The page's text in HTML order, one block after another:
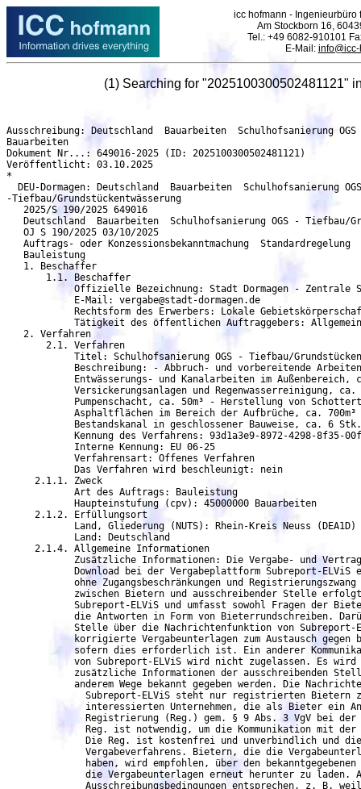
icc hofmann - Ingenieurbüro
Am Stockborn 16,
Tel.: +49 6082-910101
E-Mail:
(1) Searching for "2025100300502481121"
Ausschreibung: Deutschland  Bauarbeiten  Schulhofsanierung OGS -Tiefbau/Grundstückentwässerung - DEU-Dormagen
Bauarbeiten
Dokument Nr...: 649016-2025 (ID: 2025100300502481121)
Veröffentlicht: 03.10.2025
*
  DEU-Dormagen: Deutschland  Bauarbeiten  Schulhofsanierung OGS
-Tiefbau/Grundstückentwässerung
   2025/S 190/2025 649016
   Deutschland  Bauarbeiten  Schulhofsanierung OGS - Tiefbau/Grundstückentwässerung
   OJ S 190/2025 03/10/2025
   Auftrags- oder Konzessionsbekanntmachung  Standardregelung
   Bauleistung
   1. Beschaffer
       1.1. Beschaffer
	    Offizielle Bezeichnung: Stadt Dormagen - Zentrale Submissionsstelle
	    E-Mail: vergabe@stadt-dormagen.de
            Rechtsform des Erwerbers: Lokale Gebietskörperschaft
            Tätigkeit des öffentlichen Auftraggebers: Allgemeine öffentliche Verwaltung
   2. Verfahren
       2.1. Verfahren
            Titel: Schulhofsanierung OGS - Tiefbau/Grundstückentwässerung
	    Beschreibung: - Abbruch- und vorbereitende Arbeiten, Rodungen - Erdarbeiten -
            Entwässerungs- und Kanalarbeiten im Außenbereich, ca. 500m - Herstellung von
            Versickerungsanlagen und Regenwasserreinigung, ca. 400m³ - Herstellung einer Zisterne mit
            Pumpenschacht, ca. 50m³ - Herstellung von Schottertragschichten und provisorische
            Asphaltflächen im Bereich der Aufbrüche, ca. 700m³ - Sanierung von Schäden im
	    Bestandskanal in geschlossener Bauweise, ca. 6 Stk.
	    Kennung des Verfahrens: 93d1a3e9-8972-4298-8f35-00f007d08e4e
	    Interne Kennung: EU 06-25
	    Verfahrensart: Offenes Verfahren
	    Das Verfahren wird beschleunigt: nein
     2.1.1. Zweck
	    Art des Auftrags: Bauleistung
	    Haupteinstufung (cpv): 45000000 Bauarbeiten
     2.1.2. Erfüllungsort
	    Land, Gliederung (NUTS): Rhein-Kreis Neuss (DEA1D)
	    Land: Deutschland
     2.1.4. Allgemeine Informationen
            Zusätzliche Informationen: Die Vergabe- und Vertragsunterlagen sind ausschließlich als
            Download bei der Vergabeplattform Subreport-ELViS erhältlich. Der Download ist kostenfrei
            ohne Zugangsbeschränkungen und Registrierungszwang möglich. Die Kommunikation
            zwischen Bietern und ausschreibender Stelle erfolgt ausschl. über die Vergabeplattform
	    Subreport-ELViS und umfasst sowohl Fragen der Bieter an die ausschreibende Stelle sowie
            die Antworten in Form von Bieterrundschreiben. Darüber hinaus stellt die ausschreibende
            Stelle über die Nachrichtenfunktion von Subreport-ELViS zusätzliche Informationen und
            korrigierte Vergabeunterlagen zum Austausch gegen bereits heruntergeladene zur Verfügung,
            sofern dies erforderlich ist. Ein anderer Kommunikationsweg als über die Nachrichtenfunktion
            von Subreport-ELViS wird nicht zugelassen. Es wird ausdrücklich darauf hingewiesen, dass
            zusätzliche Informationen der ausschreibenden Stelle und Bieterrundschreiben nicht auf
	    anderem Wege bekannt gegeben werden. Die Nachrichtenfunktion der Vergabeplattform
              Subreport-ELViS steht nur registrierten Bietern zur Verfügung. Der AG verlangt daher von
	      interessierten Unternehmen, die als Bieter ein Angebot abgeben wollen, die eindeutige
              Registrierung (Reg.) gem. § 9 Abs. 3 VgV bei der Vergabeplattform Subreport-ELViS. Die
	      Reg. ist notwendig, um die Kommunikation mit der ausschreibenden Stelle sicher zu stellen.
              Die Reg. ist kostenfrei und unverbindlich und dient der ordnungsgemäßen Abwicklung des
	      Vergabeverfahrens. Bietern, die die Vergabeunterlagen bereits ohne Reg. heruntergeladen
              haben, wird empfohlen, über den bekanntgegebenen Downloadlink die Reg. nachzuholen und
	      die Vergabeunterlagen erneut herunter zu laden. Angebote von Bietern, die nicht den
	      Ausschreibungsbedingungen entsprechen, z. B. weil wegen einer fehlenden Reg. wichtige
              Informationen oder Austauschdokumente nicht berücksichtigt wurden, können von der
              Wertung ausgeschlossen werden. Der Bieter kann in diesem Falle nicht rügen, er habe von
              den Änderungen, deren Nichtberücksichtigung zum Wertungsausschluss geführt haben, keine
	      Kenntnis erlangt. Bei der Reg. geben die Bieter unter anderem eine E-Mail-Adresse an. Nach
	      Abschluss der Reg. erhalten die Bieter Zugangsdaten zur Vergabeplattform Subreport-ELViS.
	      Die E-Mail-Adresse sollte daher eine real existierende Adr. sein, die auch im Vertretungsfall
	      genutzt wird, da die Vergabeplattform dieser E-Mail- Adresse die notwendigen Mitteilungen
              verschickt, z. B. wenn die ausschreibende Stelle zusätzliche Infos bereit gestellt hat. Die
              Angebote sind in deutscher Sprache abzufassen. Bieter und deren Bevollmächtigte sind zur
              Angebotseröffnung nicht zugelassen.
	      Rechtsgrundlage:
	      Richtlinie 2014/24/EU
	      vob-a-eu -
     2.1.6. Ausschlussgründe
            Quellen der Ausschlussgründe: Bekanntmachung
            Verstoß gegen die in den rein innerstaatlichen Ausschlussgründen verankerten
            Verpflichtungen: Es gelten die gesetzlichen Ausschlussvoraussetzungen nach §§ 123 bis 126
            GWB. Der Bieter hat anzugeben, ob Ausschlussgründe nach §§ 123, 124 GWB vorliegen und
            ob er selbst bzw. ein nach Satzung oder Gesetz für den Bieter Vertretungsberechtigter in den
            letzten zwei Jahren  gem. § 21 Abs. 1 Satz 1 oder 2 Schwarzarbeitsbekämpfungsgesetz oder
             gem. § 98c des Aufenthaltsgesetzes  gem. § 21 Abs. 1